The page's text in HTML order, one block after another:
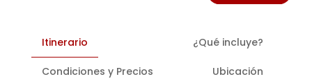
Itinerario ¿Qué incluye?
Condiciones y Precios Ubicación